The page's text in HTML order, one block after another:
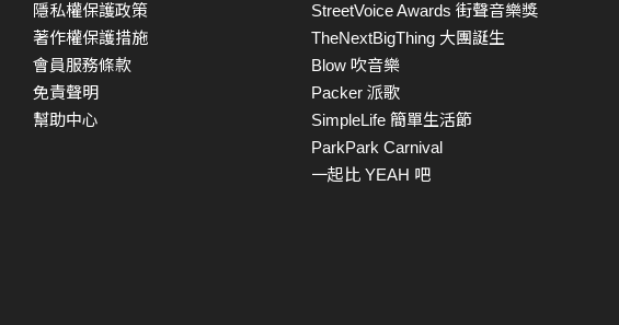
隱私權保護政策
著作權保護措施
會員服務條款
免責聲明
幫助中心
StreetVoice Awards 街聲音樂獎
TheNextBigThing 大團誕生
Blow 吹音樂
Packer 派歌
SimpleLife 簡單生活節
ParkPark Carnival
一起比 YEAH 吧